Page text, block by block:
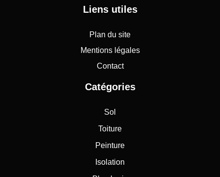
Liens utiles
Plan du site
Mentions légales
Contact
Catégories
Sol
Toiture
Peinture
Isolation